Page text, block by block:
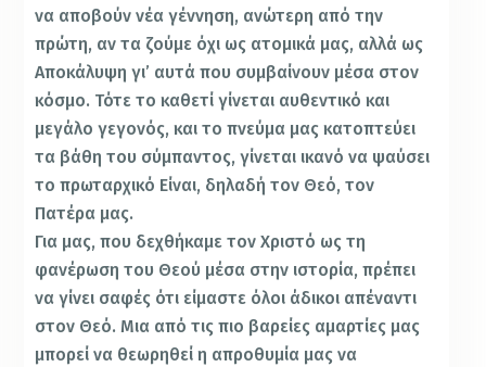
να αποβούν νέα γέννηση, ανώτερη από την
πρώτη, αν τα ζούμε όχι ως ατομικά μας, αλλά ως
Αποκάλυψη γι’ αυτά που συμβαίνουν μέσα στον
κόσμο. Τότε το καθετί γίνεται αυθεντικό και
μεγάλο γεγονός, και το πνεύμα μας κατοπτεύει
τα βάθη του σύμπαντος, γίνεται ικανό να ψαύσει
το πρωταρχικό Είναι, δηλαδή τον Θεό, τον
Πατέρα μας.
Για μας, που δεχθήκαμε τον Χριστό ως τη
φανέρωση του Θεού μέσα στην ιστορία, πρέπει
να γίνει σαφές ότι είμαστε όλοι άδικοι απέναντι
στον Θεό. Μια από τις πιο βαρείες αμαρτίες μας
μπορεί να θεωρηθεί η απροθυμία μας να